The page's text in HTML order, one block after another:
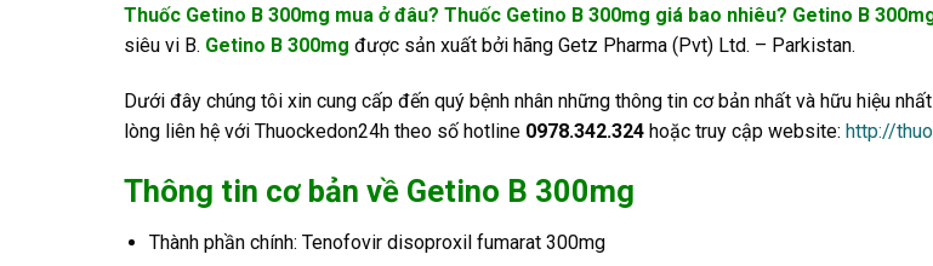
Thuốc Getino B 300mg mua ở đâu? Thuốc Getino B 300mg giá bao nhiêu? Getino B
siêu vi B. Getino B 300mg được sản xuất bởi hãng Getz Pharma (Pvt) Ltd. – Parkistan.
Dưới đây chúng tôi xin cung cấp đến quý bệnh nhân những thông tin cơ bản nhất và hữu hiệu
lòng liên hệ với Thuockedon24h theo số hotline 0978.342.324 hoặc truy cập website: http://
Thông tin cơ bản về Getino B 300mg
Thành phần chính: Tenofovir disoproxil fumarat 300mg